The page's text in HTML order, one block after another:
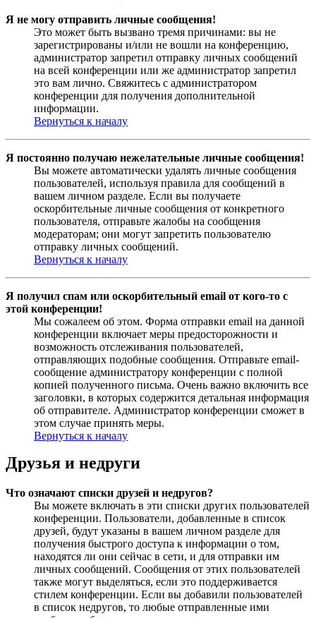
Я не могу отправить личные сообщения!
Это может быть вызвано тремя причинами: вы не
зарегистрированы и/или не вошли на конференцию,
администратор запретил отправку личных сообщений
на всей конференции или же администратор запретил
это вам лично. Свяжитесь с администратором
конференции для получения дополнительной
информации.
Вернуться к началу
Я постоянно получаю нежелательные личные сообщения!
Вы можете автоматически удалять личные сообщения
пользователей, используя правила для сообщений в
вашем личном разделе. Если вы получаете
оскорбительные личные сообщения от конкретного
пользователя, отправьте жалобы на сообщения
модераторам; они могут запретить пользователю
отправку личных сообщений.
Вернуться к началу
Я получил спам или оскорбительный email от кого-то с
этой конференции!
Мы сожалеем об этом. Форма отправки email на данной
конференции включает меры предосторожности и
возможность отслеживания пользователей,
отправляющих подобные сообщения. Отправьте email-
сообщение администратору конференции с полной
копией полученного письма. Очень важно включить все
заголовки, в которых содержится детальная информация
об отправителе. Администратор конференции сможет в
этом случае принять меры.
Вернуться к началу
Друзья и недруги
Что означают списки друзей и недругов?
Вы можете включать в эти списки других пользователей
конференции. Пользователи, добавленные в список
друзей, будут указаны в вашем личном разделе для
получения быстрого доступа к информации о том,
находятся ли они сейчас в сети, и для отправки им
личных сообщений. Сообщения от этих пользователей
также могут выделяться, если это поддерживается
стилем конференции. Если вы добавили пользователей
в список недругов, то любые отправленные ими